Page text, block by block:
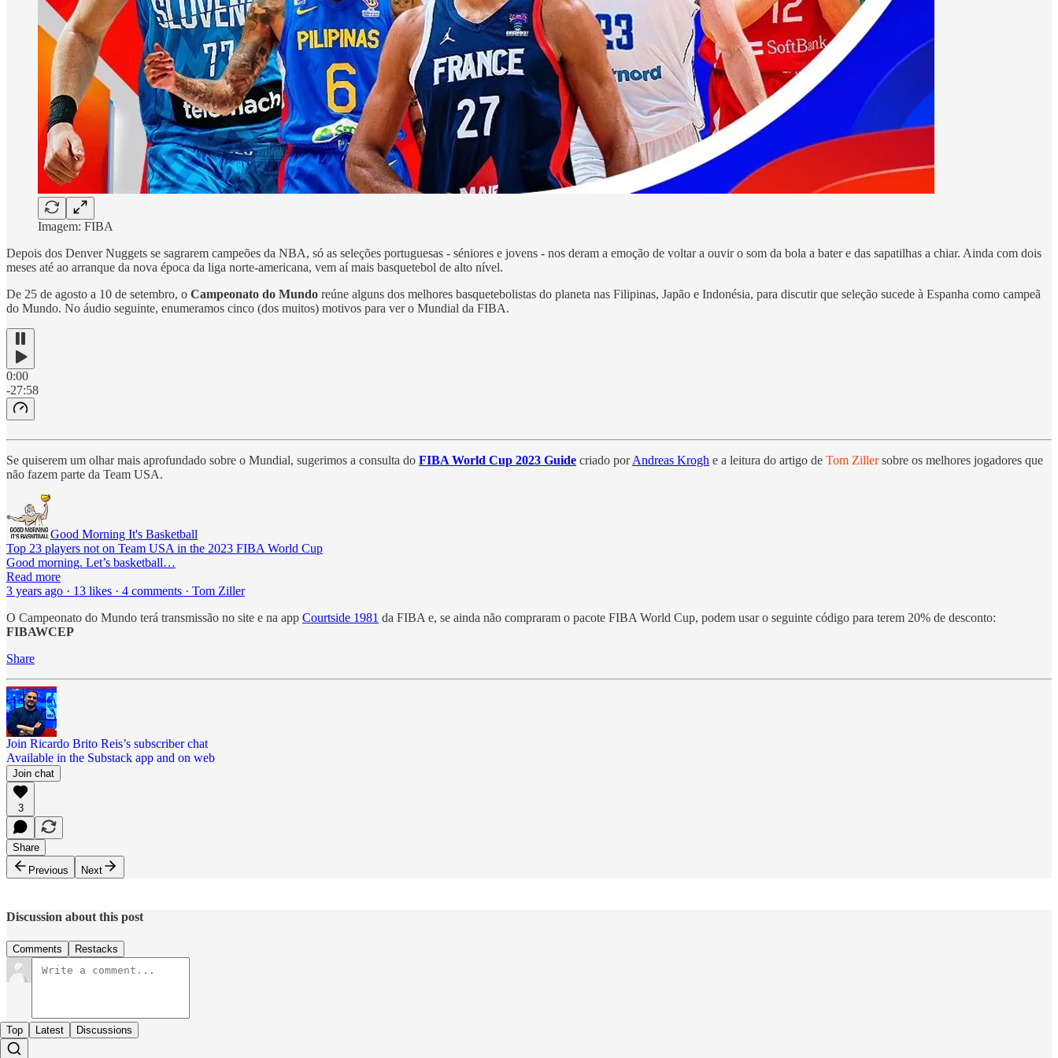
Imagem: FIBA
Depois dos Denver Nuggets se sagrarem campeões da NBA, só as seleções portuguesas - séniores e jovens - nos deram a emoção de voltar a ouvir o som da bola a bater e das sapatilhas a chiar. Ainda com dois
meses até ao arranque da nova época da liga norte-americana, vem aí mais basquetebol de alto nível.
De 25 de agosto a 10 de setembro, o Campeonato do Mundo reúne alguns dos melhores basquetebolistas do planeta nas Filipinas, Japão e Indonésia, para discutir que seleção sucede à Espanha como campeã
do Mundo. No áudio seguinte, enumeramos cinco (dos muitos) motivos para ver o Mundial da FIBA.
0:00
-27:58
Se quiserem um olhar mais aprofundado sobre o Mundial, sugerimos a consulta do FIBA World Cup 2023 Guide criado porAndreas Krogh e a leitura do artigo de Tom Zillersobre os melhores jogadores que
não fazem parte da Team USA.
Good Morning It's Basketball
Top 23 players not on Team USA in the 2023 FIBA World Cup
Good morning. Let’s basketball…
Read more
3 years ago · 13 likes · 4 comments · Tom Ziller
O Campeonato do Mundo terá transmissão no site e na app Courtside 1981 da FIBA e, se ainda não compraram o pacote FIBA World Cup, podem usar o seguinte código para terem 20% de desconto:
FIBAWCEP
Share
Join Ricardo Brito Reis’s subscriber chat
Available in the Substack app and on web
Join chat
3
Share
Previous
Next
Discussion about this post
Comments Restacks
Top Latest Discussions